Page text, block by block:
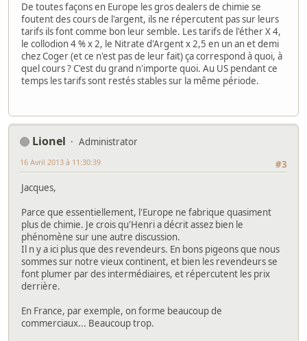
De toutes façons en Europe les gros dealers de chimie se
foutent des cours de l'argent, ils ne répercutent pas sur leurs
tarifs ils font comme bon leur semble. Les tarifs de l'éther X 4,
le collodion 4 % x 2, le Nitrate d'Argent x 2,5 en un an et demi
chez Coger (et ce n'est pas de leur fait) ça correspond à quoi, à
quel cours ? C'est du grand n'importe quoi. Au US pendant ce
temps les tarifs sont restés stables sur la même période.
Lionel
Administrator
#3
16 Avril 2013 à 11:30:39
Jacques,
Parce que essentiellement, l'Europe ne fabrique quasiment
plus de chimie. Je crois qu'Henri a décrit assez bien le
phénomène sur une autre discussion.
Il n y a ici plus que des revendeurs. En bons pigeons que nous
sommes sur notre vieux continent, et bien les revendeurs se
font plumer par des intermédiaires, et répercutent les prix
derrière.
En France, par exemple, on forme beaucoup de
commerciaux... Beaucoup trop.